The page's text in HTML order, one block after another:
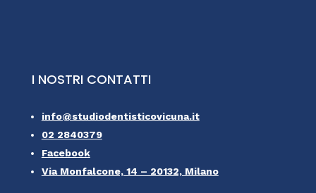
I NOSTRI CONTATTI
info@studiodentisticovicuna.it
02 2840379
Facebook
Via Monfalcone, 14 – 20132, Milano